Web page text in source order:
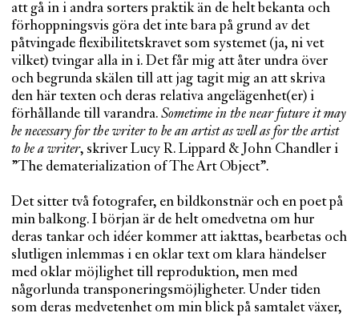
att gå in i andra sorters praktik än de helt bekanta och
förhoppningsvis göra det inte bara på grund av det
påtvingade flexibilitetskravet som systemet (ja, ni vet
vilket) tvingar alla in i. Det får mig att åter undra över
och begrunda skälen till att jag tagit mig an att skriva
den här texten och deras relativa angelägenhet(er) i
förhållande till varandra. Sometime in the near future it may
be necessary for the writer to be an artist as well as for the artist
to be a writer, skriver Lucy R. Lippard & John Chandler i
”The dematerialization of The Art Object”.
Det sitter två fotografer, en bildkonstnär och en poet på
min balkong. I början är de helt omedvetna om hur
deras tankar och idéer kommer att iakttas, bearbetas och
slutligen inlemmas i en oklar text om klara händelser
med oklar möjlighet till reproduktion, men med
någorlunda transponeringsmöjligheter. Under tiden
som deras medvetenhet om min blick på samtalet växer,